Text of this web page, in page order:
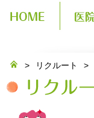
> リクルート >